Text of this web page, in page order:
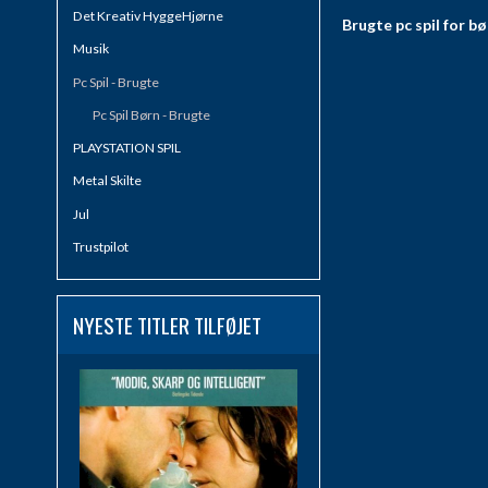
Det Kreativ HyggeHjørne
Musik
Pc Spil - Brugte
Pc Spil Børn - Brugte
PLAYSTATION SPIL
Metal Skilte
Jul
Trustpilot
NYESTE TITLER TILFØJET
Brugte pc spil for